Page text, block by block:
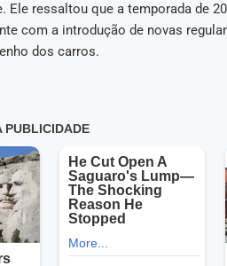
Ele ressaltou que a temporada de
com a introdução de novas
dos carros.